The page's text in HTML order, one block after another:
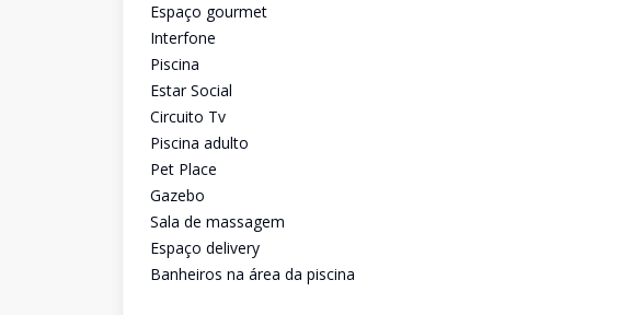
Espaço gourmet
Interfone
Piscina
Estar Social
Circuito Tv
Piscina adulto
Pet Place
Gazebo
Sala de massagem
Espaço delivery
Banheiros na área da piscina